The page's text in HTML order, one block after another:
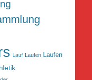
Lauf Laufen Laufen